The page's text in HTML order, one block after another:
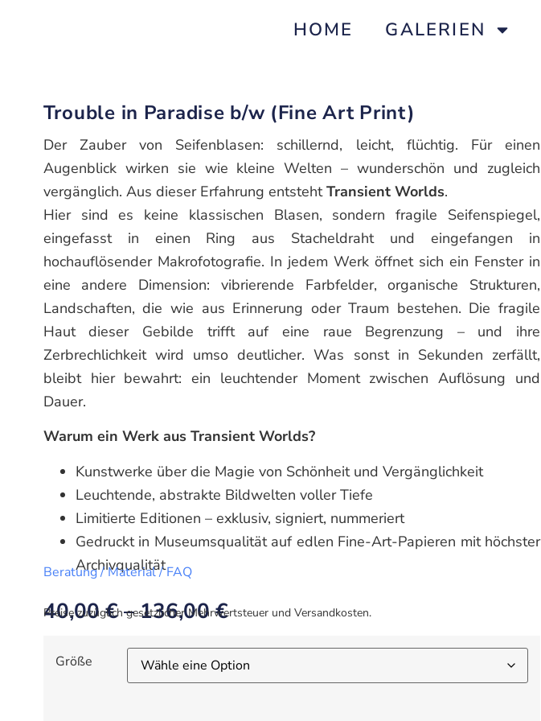
HOME GALERIEN
Trouble in Paradise b/w (Fine Art Print)
Der Zauber von Seifenblasen: schillernd, leicht, flüchtig. Für einen
Augenblick wirken sie wie kleine Welten – wunderschön und zugleich
vergänglich. Aus dieser Erfahrung entstehtTransient Worlds.
Hier sind es keine klassischen Blasen, sondern fragile Seifenspiegel,
eingefasst in einen Ring aus Stacheldraht und eingefangen in
hochauflösender Makrofotografie. In jedem Werk öffnet sich ein Fenster in
eine andere Dimension: vibrierende Farbfelder, organische Strukturen,
Landschaften, die wie aus Erinnerung oder Traum bestehen. Die fragile
Haut dieser Gebilde trifft auf eine raue Begrenzung – und ihre
Zerbrechlichkeit wird umso deutlicher. Was sonst in Sekunden zerfällt,
bleibt hier bewahrt: ein leuchtender Moment zwischen Auflösung und
Dauer.
Warum ein Werk aus Transient Worlds?
Kunstwerke über die Magie von Schönheit und Vergänglichkeit
Leuchtende, abstrakte Bildwelten voller Tiefe
Limitierte Editionen – exklusiv, signiert, nummeriert
Gedruckt in Museumsqualität auf edlen Fine-Art-Papieren mit höchster
Archivqualität
Beratung / Material / FAQ
40,00€–136,00€
Preise zuzüglich gesetzlicher Mehrwertsteuer und Versandkosten.
Größe